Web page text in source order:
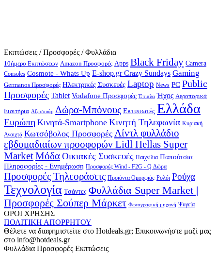
Εκπτώσεις / Προσφορές / Φυλλάδια
10ήμερο Εκπτώσεων Amazon Προσφορές Apps Black Friday Camera
Consoles Cosmote - Whats Up E-shop.gr Crazy Sundays Gaming
Germanos Προσφορές Hλεκτρικές Συσκευές Laptop News PC Public
Προσφορές Tablet Vodafone Προσφορές Έπιπλα Ήχος Αεροπορικά
Εισιτήρια Αξεσουάρ Δώρα-Μπόνους Εκτυπωτές Ελλάδα
Ευρώπη Κινητά-Smartphone Κινητή Τηλεφωνία Κυριακή
Ανοιχτά Κωτσόβολος Προσφορές Λίντλ φυλλάδιο
εβδομαδιαίων προσφορών Lidl Hellas Super
MarketΜόδαΟικιακές Συσκευές Παιχνίδια Παπούτσια
Πληροφορίες - Ενημέρωση Προσφορές Wind - F2G - Q Δώρα
Προσφορές Τηλεοράσεις Προϊόντα Ομορφιάς Ρολόι Ρούχα
Τεχνολογία Τσάντες Φυλλάδια Super Market |
Προσφορές Σούπερ Μάρκετ Φωτογραφική μηχανή Ψυγεία
ΟΡΟΙ ΧΡΗΣΗΣ
ΠΟΛΙΤΙΚΗ ΑΠΟΡΡΗΤΟΥ
Θέλετε να διαφημιστείτε στο Hotdeals.gr; Επικοινωνήστε μαζί μας
στο info@hotdeals.gr
Φυλλάδια Προσφορές Εκπτώσεις